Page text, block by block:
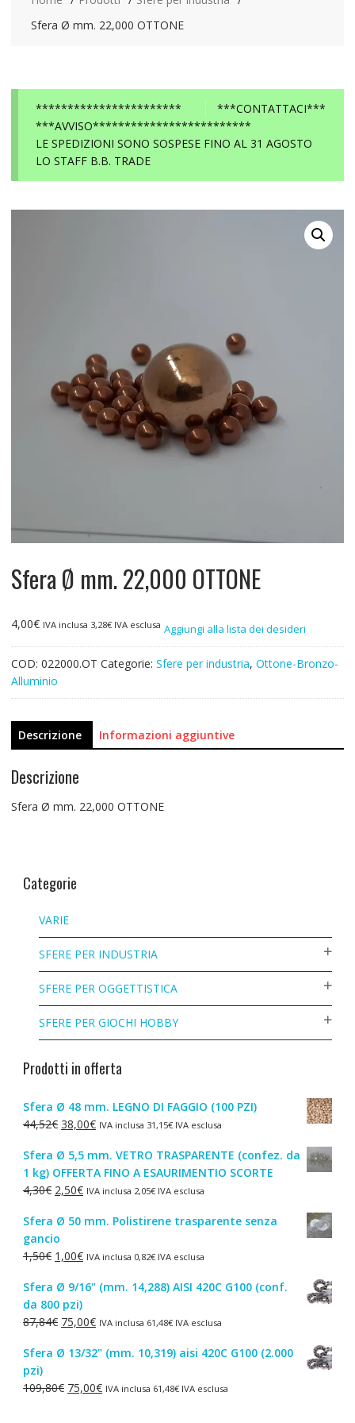
Sfera Ø mm. 22,000 OTTONE
***CONTATTACI***
***********************
***AVVISO*************************
LE SPEDIZIONI SONO SOSPESE FINO AL 31 AGOSTO
LO STAFF B.B. TRADE
Sfera Ø mm. 22,000 OTTONE
4,00€ IVA inclusa 3,28€IVA esclusa Aggiungi alla lista dei desideri
COD: 022000.OT Categorie: Sfere per industria, Ottone-Bronzo-
Alluminio
Descrizione Informazioni aggiuntive
Descrizione
Sfera Ø mm. 22,000 OTTONE
Categorie
VARIE
SFERE PER INDUSTRIA
SFERE PER OGGETTISTICA
SFERE PER GIOCHI HOBBY
Prodotti in offerta
Sfera Ø 48 mm. LEGNO DI FAGGIO (100 PZI)
44,52€ Il
originale
era:
44,52€.
38,00€Il
attuale
è:
38,00€.
IVA inclusa 31,15€IVA esclusa
Sfera Ø 5,5 mm. VETRO TRASPARENTE (confez. da
1 kg) OFFERTA FINO A ESAURIMENTIO SCORTE
4,30€ Il
originale
era:
4,30€.
2,50€Il
attuale
2,50€.
IVA inclusa 2,05€IVA esclusa
Sfera Ø 50 mm. Polistirene trasparente senza
gancio
1,50€ Il
originale
era:
1,50€.
1,00€Il
attuale
è:
1,00€.
IVA inclusa 0,82€IVA esclusa
Sfera Ø 9/16" (mm. 14,288) AISI 420C G100 (conf.
da 800 pzi)
87,84€ Il
originale
87,84€.
75,00€Il
attuale
75,00€.
IVA inclusa 61,48€IVA esclusa
Sfera Ø 13/32" (mm. 10,319) aisi 420C G100 (2.000
pzi)
109,80€ Il
75,00€IlIVA inclusa 61,48€IVA esclusa